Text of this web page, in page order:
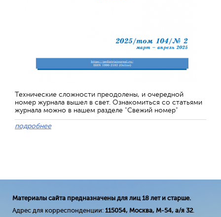
Технические сложности преодолены, и очередной
номер журнала вышел в свет. Ознакомиться со статьями
журнала можно в нашем разделе "Свежий номер"
подробнее
Материалы сайта предназначены для лиц 18 лет и старше.
Адрес для корреспонденции: 115054, Москва, М-54, а/я 32.